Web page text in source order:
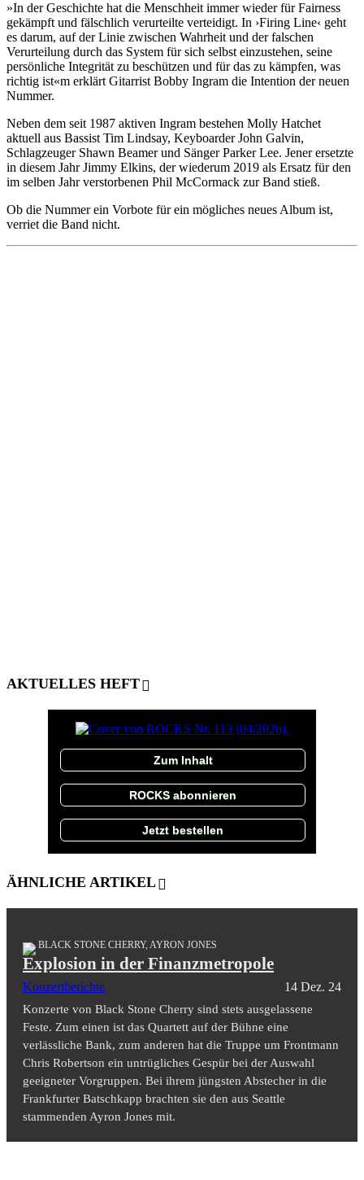
»In der Geschichte hat die Menschheit immer wieder für Fairness
gekämpft und fälschlich verurteilte verteidigt. In ›Firing Line‹ geht
es darum, auf der Linie zwischen Wahrheit und der falschen
Verurteilung durch das System für sich selbst einzustehen, seine
persönliche Integrität zu beschützen und für das zu kämpfen, was
richtig ist«m erklärt Gitarrist Bobby Ingram die Intention der neuen
Nummer.
Neben dem seit 1987 aktiven Ingram bestehen Molly Hatchet
aktuell aus Bassist Tim Lindsay, Keyboarder John Galvin,
Schlagzeuger Shawn Beamer und Sänger Parker Lee. Jener ersetzte
in diesem Jahr Jimmy Elkins, der wiederum 2019 als Ersatz für den
im selben Jahr verstorbenen Phil McCormack zur Band stieß.
Ob die Nummer ein Vorbote für ein mögliches neues Album ist,
verriet die Band nicht.
AKTUELLES HEFT
Zum Inhalt
ROCKS abonnieren
Jetzt bestellen
ÄHNLICHE ARTIKEL
BLACK STONE CHERRY, AYRON JONES
Explosion in der Finanzmetropole
Konzertberichte 14 Dez. 24
Konzerte von Black Stone Cherry sind stets ausgelassene
Feste. Zum einen ist das Quartett auf der Bühne eine
verlässliche Bank, zum anderen hat die Truppe um Frontmann
Chris Robertson ein untrügliches Gespür bei der Auswahl
geeigneter Vorgruppen. Bei ihrem jüngsten Abstecher in die
Frankfurter Batschkapp brachten sie den aus Seattle
stammenden Ayron Jones mit.